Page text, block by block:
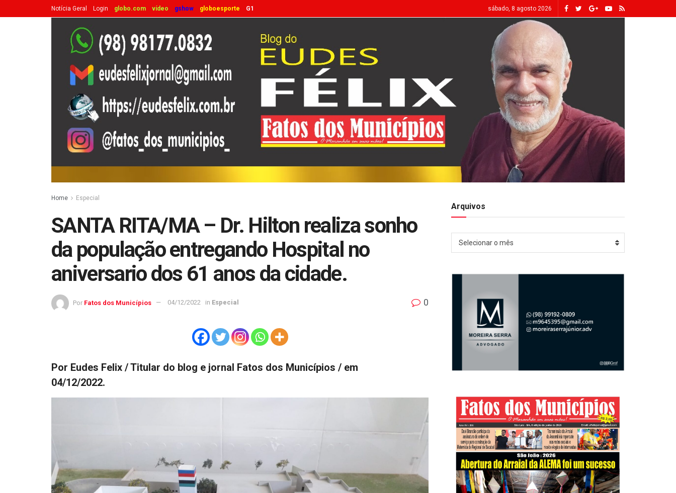
Notícia Geral Login globo.com vídeo gshow globoesporte G1 sábado, 8 agosto 2026
Home Especial
SANTA RITA/MA – Dr. Hilton realiza sonho
da população entregando Hospital no
aniversario dos 61 anos da cidade.
Por Fatos dos Municípios 04/12/2022 in Especial 0
Por Eudes Felix / Titular do blog e jornal Fatos dos Municípios / em
04/12/2022.
Arquivos
Arquivos
Selecionar o mês